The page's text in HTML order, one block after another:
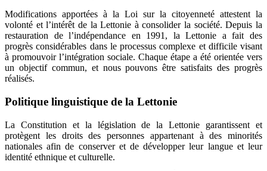
Modifications apportées à la Loi sur la citoyenneté attestent la
volonté et l’intérêt de la Lettonie à consolider la société. Depuis la
restauration de l’indépendance en 1991, la Lettonie a fait des
progrès considérables dans le processus complexe et difficile visant
à promouvoir l’intégration sociale. Chaque étape a été orientée vers
un objectif commun, et nous pouvons être satisfaits des progrès
réalisés.
Politique linguistique de la Lettonie
La Constitution et la législation de la Lettonie garantissent et
protègent les droits des personnes appartenant à des minorités
nationales afin de conserver et de développer leur langue et leur
identité ethnique et culturelle.